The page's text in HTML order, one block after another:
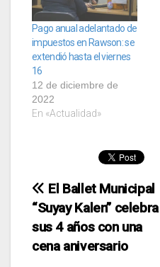
Pago anual adelantado de
impuestos en Rawson: se
extendió hasta el viernes
16
12 de diciembre de
2022
En «Actualidad»
Navegación
de
entradas
El Ballet Municipal
“Suyay Kalen” celebra
sus 4 años con una
cena aniversario